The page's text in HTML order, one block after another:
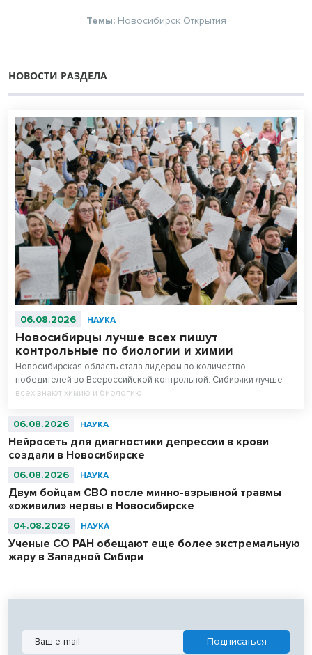
Темы: Новосибирск Открытия
НОВОСТИ РАЗДЕЛА
06.08.2026 НАУКА
Новосибирцы лучше всех пишут
контрольные по биологии и химии
Новосибирская область стала лидером по количество
победителей во Всероссийской контрольной. Сибиряки лучше
всех знают химию и биологию.
06.08.2026 НАУКА
Нейросеть для диагностики депрессии в крови
создали в Новосибирске
06.08.2026 НАУКА
Двум бойцам СВО после минно-взрывной травмы
«оживили» нервы в Новосибирске
04.08.2026 НАУКА
Ученые СО РАН обещают еще более экстремальную
жару в Западной Сибири